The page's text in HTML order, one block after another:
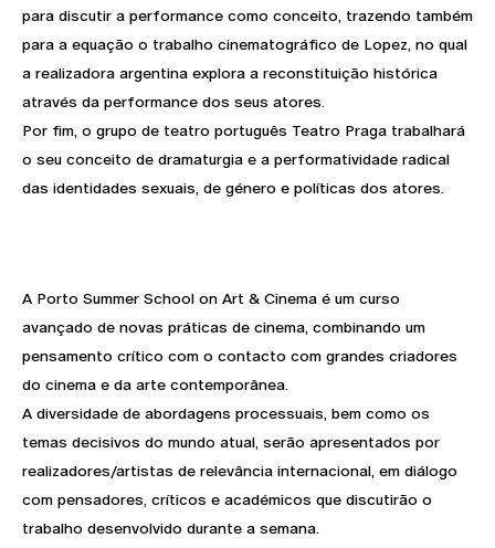
para discutir a performance como conceito, trazendo também
para a equação o trabalho cinematográfico de Lopez, no qual
a realizadora argentina explora a reconstituição histórica
através da performance dos seus atores.
Por fim, o grupo de teatro português Teatro Praga trabalhará
o seu conceito de dramaturgia e a performatividade radical
das identidades sexuais, de género e políticas dos atores.
A Porto Summer School on Art & Cinema é um curso
avançado de novas práticas de cinema, combinando um
pensamento crítico com o contacto com grandes criadores
do cinema e da arte contemporânea.
A diversidade de abordagens processuais, bem como os
temas decisivos do mundo atual, serão apresentados por
realizadores/artistas de relevância internacional, em diálogo
com pensadores, críticos e académicos que discutirão o
trabalho desenvolvido durante a semana.